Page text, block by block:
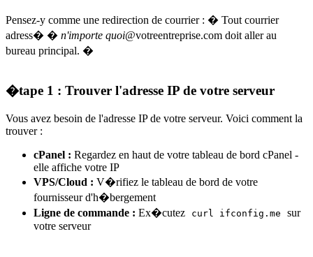
Pensez-y comme une redirection de courrier : � Tout courrier
adress� � n'importe quoi@votreentreprise.com doit aller au
bureau principal. �
�tape 1 : Trouver l'adresse IP de votre serveur
Vous avez besoin de l'adresse IP de votre serveur. Voici comment la
trouver :
cPanel : Regardez en haut de votre tableau de bord cPanel -
elle affiche votre IP
VPS/Cloud : V�rifiez le tableau de bord de votre
fournisseur d'h�bergement
Ligne de commande : Ex�cutez curl ifconfig.me
sur
votre serveur